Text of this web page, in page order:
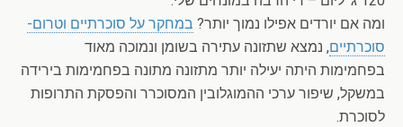
ומה אם יורדים אפילו נמוך יותר? במחקר על סוכרתיים וטרום-
סוכרתיים, נמצא שתזונה עתירה בשומן ונמוכה מאוד
בפחמימות היתה יעילה יותר מתזונה מתונה בפחמימות בירידה
במשקל, שיפור ערכי ההמוגלובין המסוכרר והפסקת התרופות
לסוכרת.